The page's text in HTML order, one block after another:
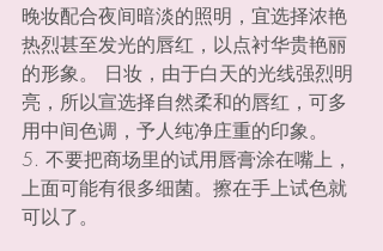
晚妆配合夜间暗淡的照明，宜选择浓艳
热烈甚至发光的唇红，以点衬华贵艳丽
的形象。 日妆，由于白天的光线强烈明
亮，所以宣选择自然柔和的唇红，可多
用中间色调，予人纯净庄重的印象。
5. 不要把商场里的试用唇膏涂在嘴上，
上面可能有很多细菌。擦在手上试色就
可以了。